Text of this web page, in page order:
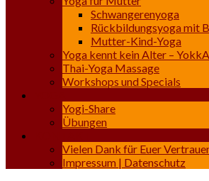
Schwangerenyoga
Rückbildungsyoga mit
Mutter-Kind-Yoga
Yoga kennt kein Alter – YokkA
Thai-Yoga Massage
Workshops und Specials
Yogi-Share
Übungen
Vielen Dank für Euer
Impressum | Datenschutz